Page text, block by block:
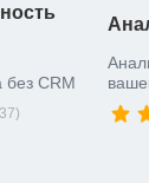
без CRM